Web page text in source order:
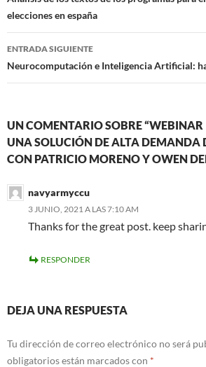
entradas
elecciones en españa
ENTRADA SIGUIENTE
Neurocomputación e Inteligencia Artificial:
UN COMENTARIO SOBRE
UNA SOLUCIÓN DE ALTA DEMANDA
CON PATRICIO MORENO Y OWEN
navyarmyccu
3 JUNIO, 2021 A LAS 7:10 AM
Thanks for the great post. keep
RESPONDER
DEJA UNA RESPUESTA
Tu dirección de correo electrónico no será
obligatorios están marcados con *